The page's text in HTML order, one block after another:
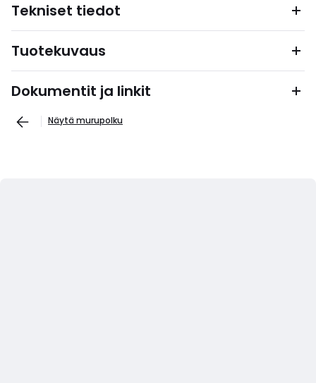
Tekniset tiedot
Tuotekuvaus
Dokumentit ja linkit
Näytä murupolku